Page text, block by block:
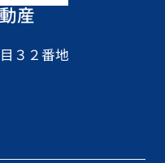
産
３２番地